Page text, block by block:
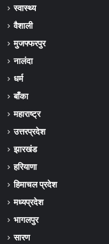
स्वास्थ्य
वैशाली
मुजफ्फरपुर
नालंदा
धर्म
बाँका
महाराष्ट्र
उत्तरप्रदेश
झारखंड
हरियाणा
हिमाचल प्रदेश
मध्यप्रदेश
भागलपुर
सारण